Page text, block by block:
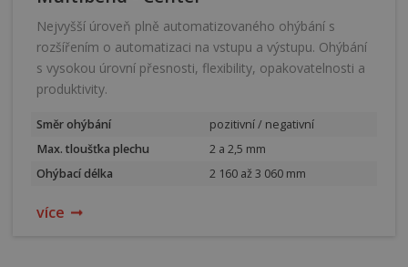
Nejvyšší úroveň plně automatizovaného ohýbání s
rozšířením o automatizaci na vstupu a výstupu. Ohýbání
s vysokou úrovní přesnosti, flexibility, opakovatelnosti a
produktivity.
Směr ohýbání
pozitivní / negativní
Max. tloušťka plechu
2 a 2,5 mm
Ohýbací délka
2 160 až 3 060 mm
více